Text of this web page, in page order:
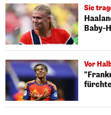
Sie
Baby-
Vor